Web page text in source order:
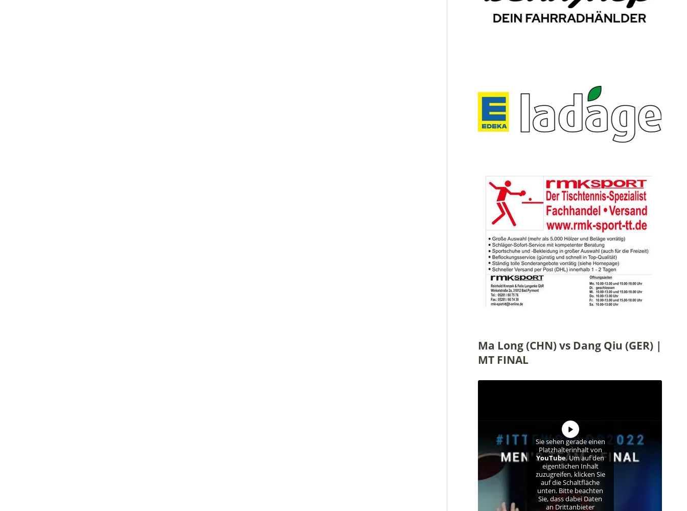
Ma Long (CHN) vs Dang Qiu (GER) |
MT FINAL
Sie sehen gerade einen
Platzhalterinhalt von
YouTube. Um auf den
eigentlichen Inhalt
zuzugreifen, klicken Sie
auf die Schaltfläche
unten. Bitte beachten
Sie, dass dabei Daten
an Drittanbieter